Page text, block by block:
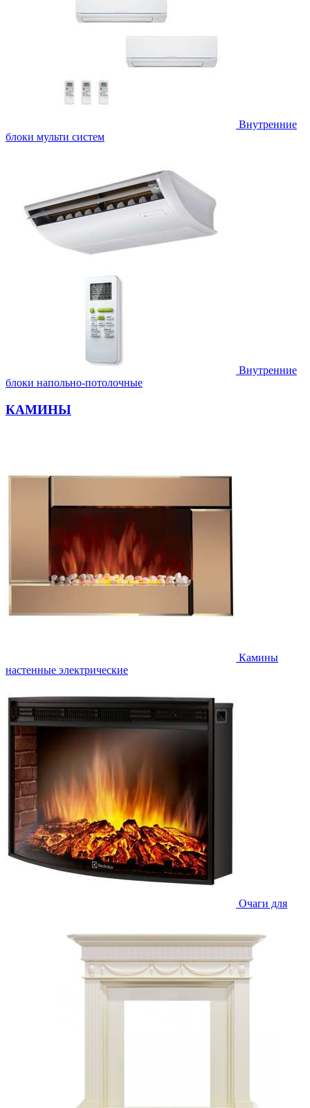
Внутренние
блоки мульти систем
Внутренние
блоки напольно-потолочные
КАМИНЫ
Камины
настенные электрические
Очаги для